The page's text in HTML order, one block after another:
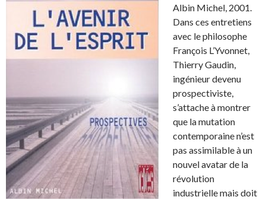
Albin Michel, 2001.
Dans ces entretiens
avec le philosophe
François L’Yvonnet,
Thierry Gaudin,
ingénieur devenu
prospectiviste,
s’attache à montrer
que la mutation
contemporaine n’est
pas assimilable à un
nouvel avatar de la
révolution
industrielle mais doit